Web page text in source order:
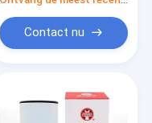
Contact nu